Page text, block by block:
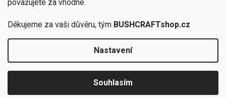
považujete za vhodné.
Děkujeme za vaši důvěru, tým BUSHCRAFTshop.cz
Nastavení
Souhlasím
zapojte se do slosování o kurz s
podmínkami ochrany osobních údajů
Copyright 2026BUSHCRAFTshop.cz. Všechna práva
vyhrazena.Upravit nastavení cookies